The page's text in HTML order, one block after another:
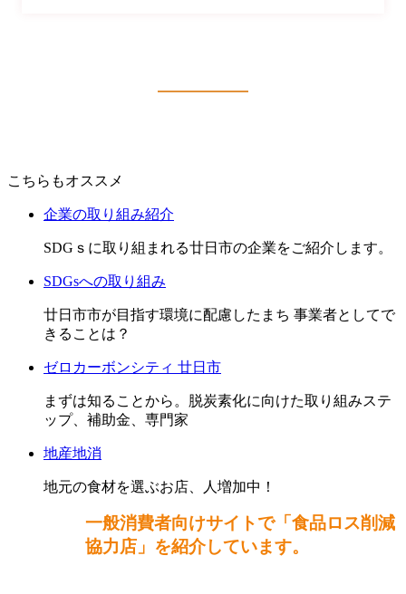
こちらもオススメ
企業の取り組み紹介
SDGｓに取り組まれる廿日市の企業をご紹介します。
SDGsへの取り組み
廿日市市が目指す環境に配慮したまち 事業者としてで
きることは？
ゼロカーボンシティ 廿日市
まずは知ることから。脱炭素化に向けた取り組みステ
ップ、補助金、専門家
地産地消
地元の食材を選ぶお店、人増加中！
一般消費者向けサイトで「食品ロス削減
協力店」を紹介しています。